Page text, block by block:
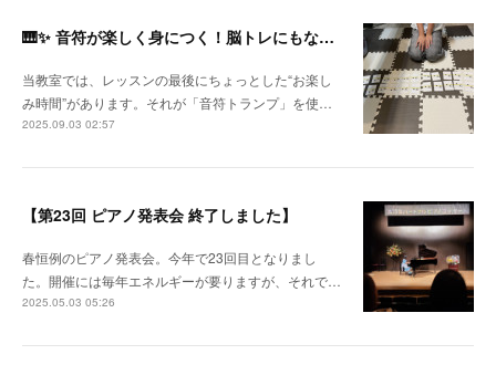
🎹✨ 音符が楽しく身につく！脳トレにもなるピアノレッスン ✨🎹
当教室では、レッスンの最後にちょっとした“お楽し
み時間”があります。それが「音符トランプ」を使…
2025.09.03 02:57
【第23回 ピアノ発表会 終了しました】
春恒例のピアノ発表会。今年で23回目となりまし
た。開催には毎年エネルギーが要りますが、それで…
2025.05.03 05:26